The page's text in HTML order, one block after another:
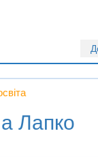
Лапко